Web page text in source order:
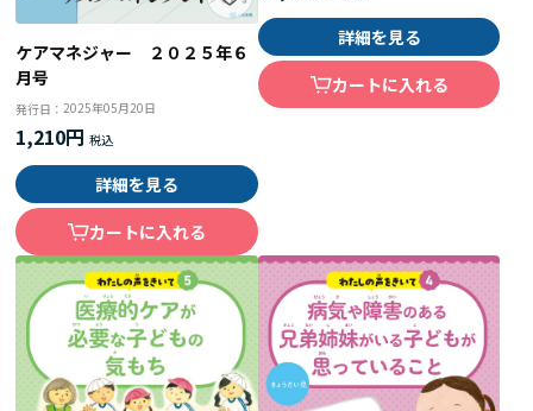
ケアマネジャー ２０２５年６
月号
発行日：2025年05月20日
1,210円
詳細を見る
カートに入れる
詳細を見る
カートに入れる